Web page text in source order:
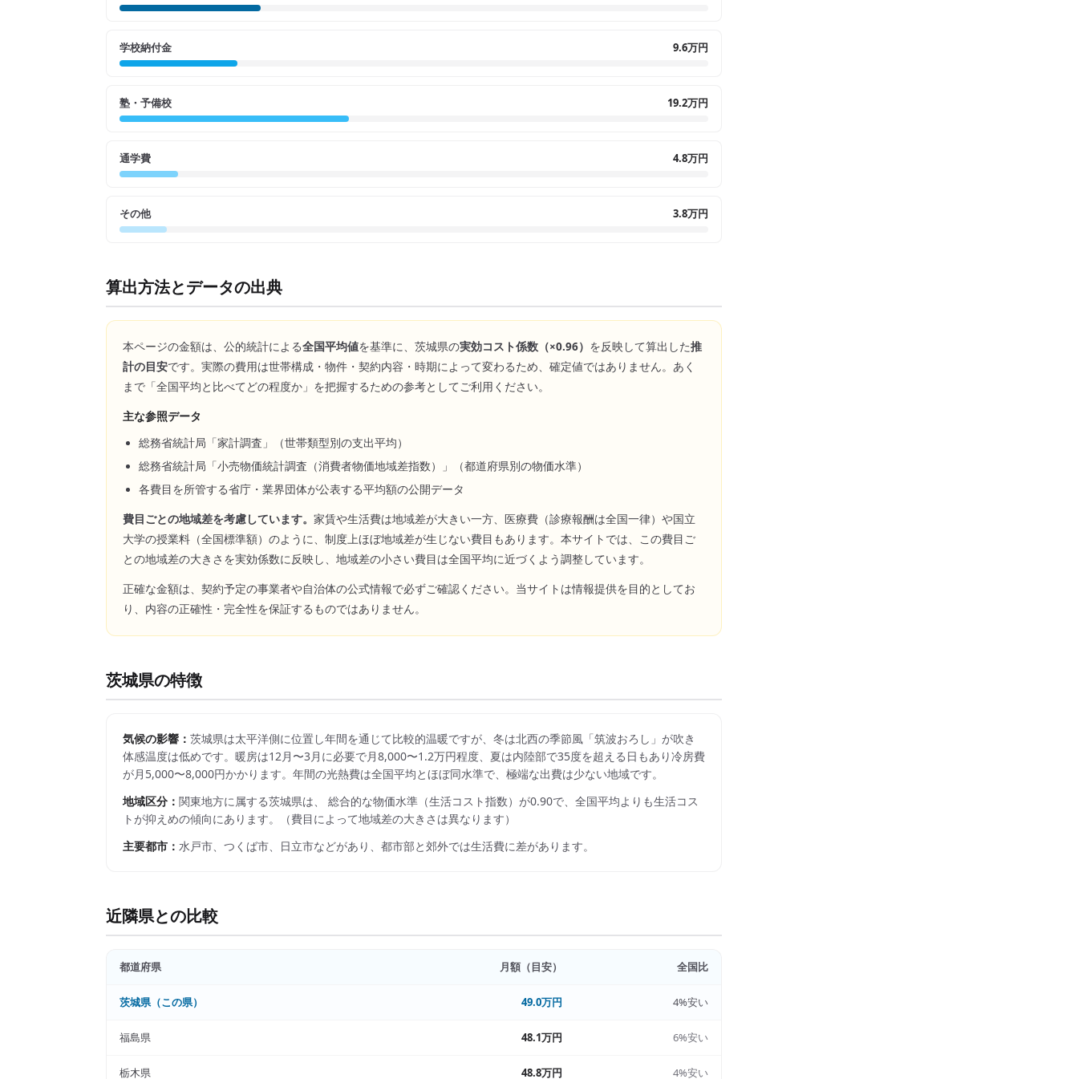
学校納付金 9.6万円
塾・予備校 19.2万円
通学費 4.8万円
その他 3.8万円
算出方法とデータの出典
本ページの金額は、公的統計による全国平均値を基準に、 茨城県の実効コスト係数（×0.96） を反映して算出した推
計の目安です。実際の費用は世帯構成・物件・契約内容・時期によって変わるため、確定値ではありません。あく
まで「全国平均と比べてどの程度か」を把握するための参考としてご利用ください。
主な参照データ
総務省統計局「家計調査」（世帯類型別の支出平均）
総務省統計局「小売物価統計調査（消費者物価地域差指数）」（都道府県別の物価水準）
各費目を所管する省庁・業界団体が公表する平均額の公開データ
費目ごとの地域差を考慮しています。 家賃や生活費は地域差が大きい一方、医療費（診療報酬は全国一律）や国立
大学の授業料（全国標準額）のように、制度上ほぼ地域差が生じない費目もあります。本サイトでは、この費目ご
との地域差の大きさを実効係数に反映し、地域差の小さい費目は全国平均に近づくよう調整しています。
正確な金額は、契約予定の事業者や自治体の公式情報で必ずご確認ください。当サイトは情報提供を目的としてお
り、内容の正確性・完全性を保証するものではありません。
茨城県の特徴
気候の影響： 茨城県は太平洋側に位置し年間を通じて比較的温暖ですが、冬は北西の季節風「筑波おろし」が吹き
体感温度は低めです。暖房は12月〜3月に必要で月8,000〜1.2万円程度、夏は内陸部で35度を超える日もあり冷房費
が月5,000〜8,000円かかります。年間の光熱費は全国平均とほぼ同水準で、極端な出費は少ない地域です。
地域区分： 関東地方に属する茨城県は、 総合的な物価水準（生活コスト指数）が0.90で、 全国平均よりも生活コス
トが抑えめの傾向にあります。
（費目によって地域差の大きさは異なります）
主要都市： 水戸市、つくば市、日立市などがあり、都市部と郊外では生活費に差があります。
近隣県との比較
都道府県 月額（目安） 全国比
茨城県（この県） 49.0万円 4%安い
福島県 48.1万円 6%安い
栃木県 48.8万円 4%安い